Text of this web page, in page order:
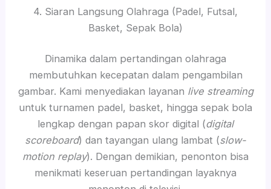
4. Siaran Langsung Olahraga (Padel, Futsal,
Basket, Sepak Bola)
Dinamika dalam pertandingan olahraga
membutuhkan kecepatan dalam pengambilan
gambar. Kami menyediakan layanan live streaming
untuk turnamen padel, basket, hingga sepak bola
lengkap dengan papan skor digital (digital
scoreboard) dan tayangan ulang lambat (slow-
motion replay). Dengan demikian, penonton bisa
menikmati keseruan pertandingan layaknya